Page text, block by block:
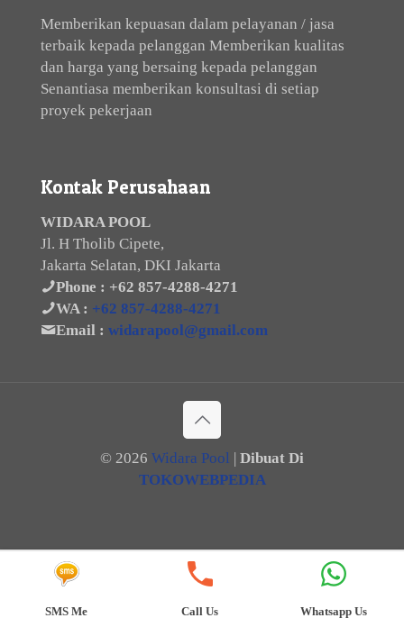
Memberikan kepuasan dalam pelayanan / jasa
terbaik kepada pelanggan Memberikan kualitas
dan harga yang bersaing kepada pelanggan
Senantiasa memberikan konsultasi di setiap
proyek pekerjaan
Kontak Perusahaan
WIDARA POOL
Jl. H Tholib Cipete,
Jakarta Selatan, DKI Jakarta
Phone : +62 857-4288-4271
WA : +62 857-4288-4271
Email : widarapool@gmail.com
© 2026 Widara Pool
Dibuat Di
TOKOWEBPEDIA
SMS Me Call Us Whatsapp Us